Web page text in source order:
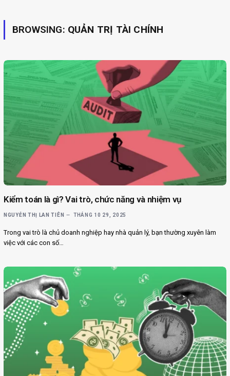
BROWSING: QUẢN TRỊ TÀI CHÍNH
Kiểm toán là gì? Vai trò, chức năng và nhiệm vụ
NGUYỄN THỊ LAN TIÊN THÁNG 10 29, 2025
Trong vai trò là chủ doanh nghiệp hay nhà quản lý, bạn thường xuyên làm
việc với các con số…